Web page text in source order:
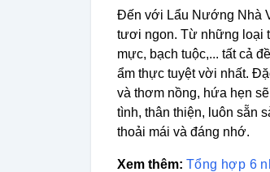
Đến với Lẩu Nướng Nhà
tươi ngon. Từ những loại
mực, bạch tuộc,... tất cả
ẩm thực tuyệt vời nhất.
và thơm nồng, hứa hẹn
tình, thân thiện, luôn sẵn
thoải mái và đáng nhớ.
Xem thêm: Tổng hợp 6